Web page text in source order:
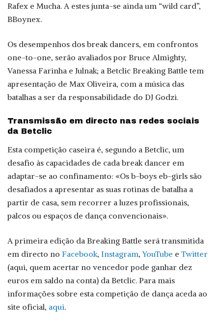
Rafex e Mucha. A estes junta-se ainda um “wild card”,
BBoynex.
Os desempenhos dos break dancers, em confrontos
one-to-one, serão avaliados por Bruce Almighty,
Vanessa Farinha e Julnak; a Betclic Breaking Battle tem
apresentação de Max Oliveira, com a música das
batalhas a ser da responsabilidade do DJ Godzi.
Transmissão em directo nas redes sociais
da Betclic
Esta competição caseira é, segundo a Betclic, um
desafio às capacidades de cada break dancer em
adaptar-se ao confinamento: «Os b-boys eb-girls são
desafiados a apresentar as suas rotinas de batalha a
partir de casa, sem recorrer a luzes profissionais,
palcos ou espaços de dança convencionais».
A primeira edição da Breaking Battle será transmitida
em directo no Facebook, Instagram,YouTube e Twitter
(aqui, quem acertar no vencedor pode ganhar dez
euros em saldo na conta) da Betclic. Para mais
informações sobre esta competição de dança aceda ao
site oficial, aqui.